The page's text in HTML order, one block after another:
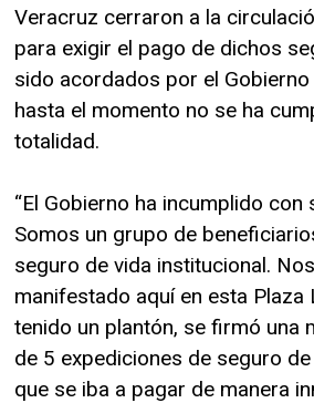
Veracruz cerraron a la
para exigir el pago de dichos
sido acordados por el
hasta el momento no se ha
totalidad.
“El Gobierno ha incumplido con
Somos un grupo de
seguro de vida institucional.
manifestado aquí en esta Plaza
tenido un plantón, se firmó una
de 5 expediciones de seguro
que se iba a pagar de manera